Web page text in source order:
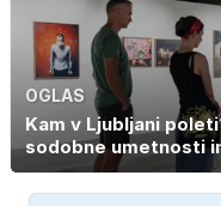
OGLAS
Kam v Ljubljani
sodobne umetnosti